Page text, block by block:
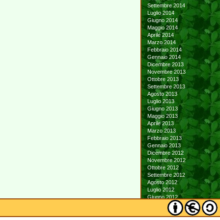
Settembre 2014
Luglio 2014
Giugno 2014
Maggio 2014
Aprile 2014
Marzo 2014
Febbraio 2014
Gennaio 2014
Dicembre 2013
Novembre 2013
Ottobre 2013
Settembre 2013
Agosto 2013
Luglio 2013
Giugno 2013
Maggio 2013
Aprile 2013
Marzo 2013
Febbraio 2013
Gennaio 2013
Dicembre 2012
Novembre 2012
Ottobre 2012
Settembre 2012
Agosto 2012
Luglio 2012
Giugno 2012
Maggio 2012
Aprile 2012